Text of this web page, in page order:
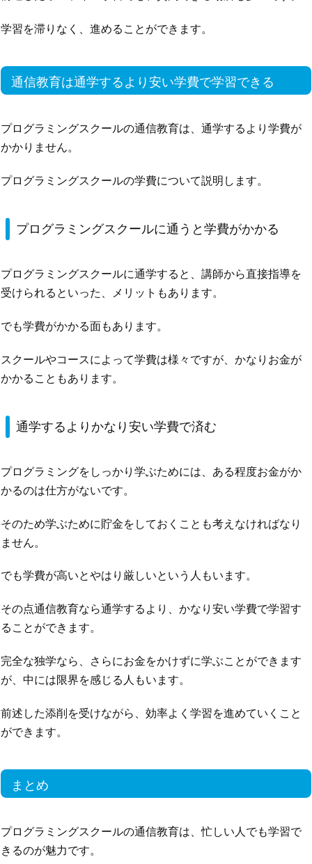
学習を滞りなく、進めることができます。
通信教育は通学するより安い学費で学習できる
プログラミングスクールの通信教育は、通学するより学費が
かかりません。
プログラミングスクールの学費について説明します。
プログラミングスクールに通うと学費がかかる
プログラミングスクールに通学すると、講師から直接指導を
受けられるといった、メリットもあります。
でも学費がかかる面もあります。
スクールやコースによって学費は様々ですが、かなりお金が
かかることもあります。
通学するよりかなり安い学費で済む
プログラミングをしっかり学ぶためには、ある程度お金がか
かるのは仕方がないです。
そのため学ぶために貯金をしておくことも考えなければなり
ません。
でも学費が高いとやはり厳しいという人もいます。
その点通信教育なら通学するより、かなり安い学費で学習す
ることができます。
完全な独学なら、さらにお金をかけずに学ぶことができます
が、中には限界を感じる人もいます。
前述した添削を受けながら、効率よく学習を進めていくこと
ができます。
まとめ
プログラミングスクールの通信教育は、忙しい人でも学習で
きるのが魅力です。